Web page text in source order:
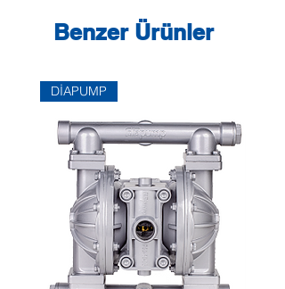
kullanılabilir.
Rakor veya flanş bağlantılı, güç
devir sayısı kademeli, ıslak rotorlu
sirkülasyon pompası.
Donanım ve işlev
- Manuel güç uyarlaması, 3 devir
sayısı kademeli
- 1~ motorlu pompalar:
- P2 ila 90W: İzin verilmeyen
yükseklikteki sargı sıcaklıklarına karşı
dahili koruma
- P2 ≥ 180W: Trip cihazı ile bağlantılı
Benzer Ürünler
DİAPUMP